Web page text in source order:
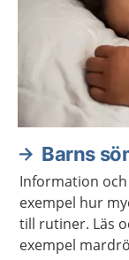
Barns
Information
exempel hur
till rutiner. Läs
exempel